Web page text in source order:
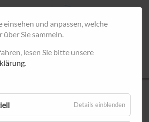
INFOSTÄNDE
einsehen und anpassen, welche
Sie sammeln.
lesen Sie bitte unsere
.
Details einblenden